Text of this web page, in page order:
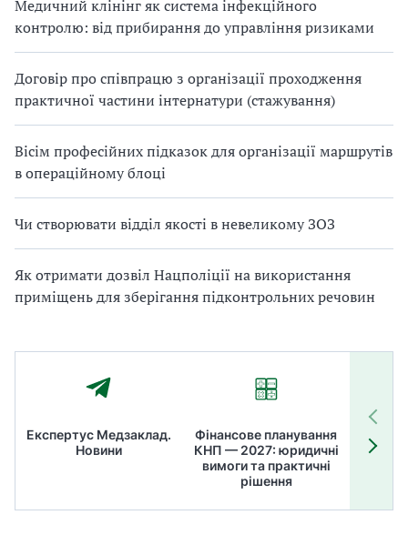
Медичний клінінг як система інфекційного
контролю: від прибирання до управління ризиками
Договір про співпрацю з організації проходження
практичної частини інтернатури (стажування)
Вісім професійних підказок для організації маршрутів
в операційному блоці
Чи створювати відділ якості в невеликому ЗОЗ
Як отримати дозвіл Нацполіції на використання
приміщень для зберігання підконтрольних речовин
Експертус Медзаклад.
Новини
Фінансове планування
КНП — 2027: юридичні
вимоги та практичні
рішення